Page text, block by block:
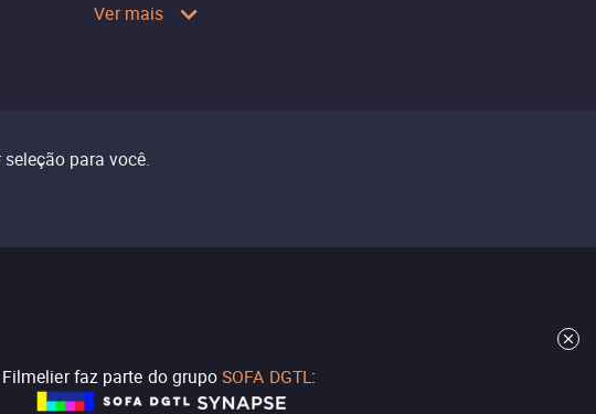
Ver mais
para você.
Filmelier faz parte do grupoSOFA DGTL: